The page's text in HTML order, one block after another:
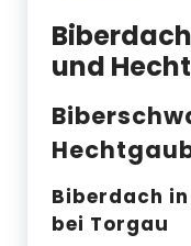
und
Biberdach
bei Torgau